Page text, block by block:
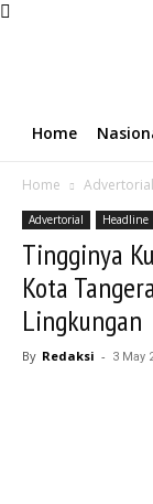
Home
Home Advertorial
Advertorial Headline
Tingginya
Kota
Lingkungan
By Redaksi - 3 May